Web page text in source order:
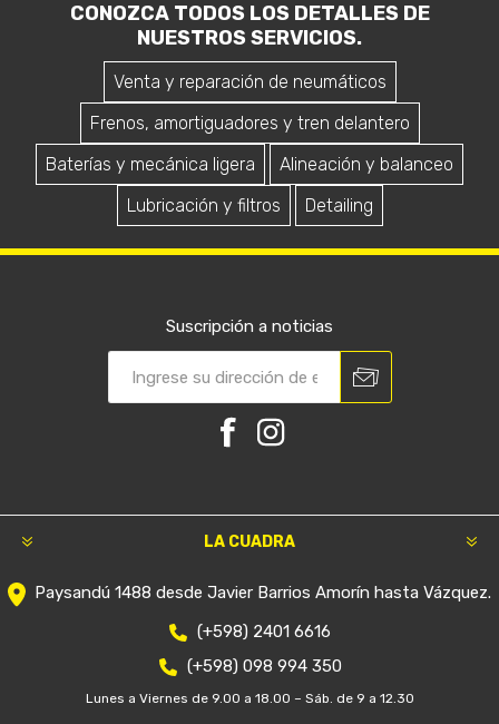
CONOZCA TODOS LOS DETALLES DE
NUESTROS SERVICIOS.
Venta y reparación de neumáticos
Frenos, amortiguadores y tren delantero
Baterías y mecánica ligera
Alineación y balanceo
Lubricación y filtros
Detailing
Suscripción a noticias
LA CUADRA
Paysandú 1488 desde Javier Barrios Amorín hasta Vázquez.
(+598) 2401 6616
(+598) 098 994 350
Lunes a Viernes de 9.00 a 18.00 – Sáb. de 9 a 12.30